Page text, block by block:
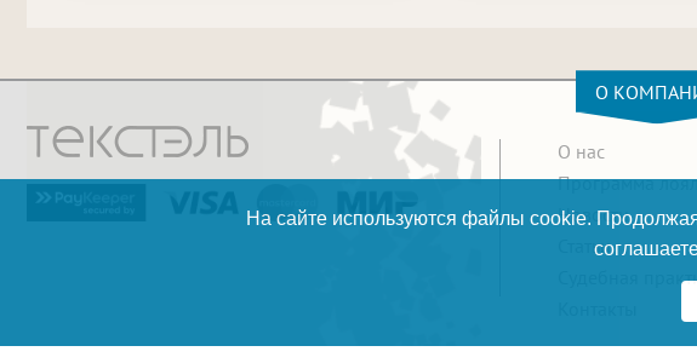
О
О нас
Программа
Новости
Статьи
Судебная
На сайте используются файлы cookie.